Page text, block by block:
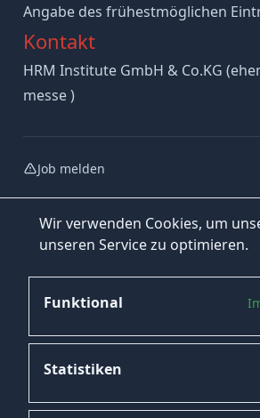
Wir verwenden Cookies, um
unseren Service zu optimieren.
Funktional
Statistiken
Angabe des frühestmöglichen
Kontakt
HRM Institute GmbH & Co.KG
messe )
Job melden
Jetzt bewerben